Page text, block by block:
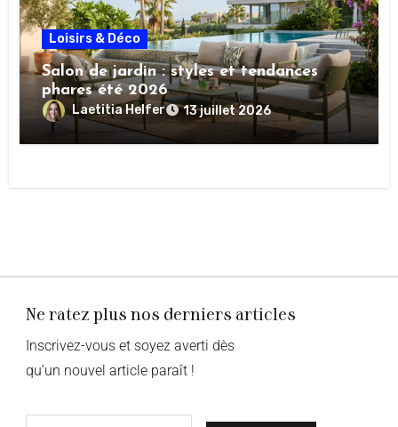
Loisirs & Déco
Salon de jardin : styles et tendances
phares été 2026
Laetitia Helfer 13 juillet 2026
Ne ratez plus nos derniers articles
Inscrivez-vous et soyez averti dès
qu’un nouvel article paraît !